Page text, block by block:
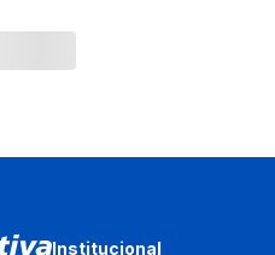
Institucional